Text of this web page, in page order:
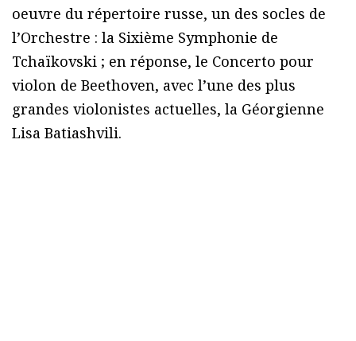
oeuvre du répertoire russe, un des socles de
l’Orchestre : la Sixième Symphonie de
Tchaïkovski ; en réponse, le Concerto pour
violon de Beethoven, avec l’une des plus
grandes violonistes actuelles, la Géorgienne
Lisa Batiashvili.